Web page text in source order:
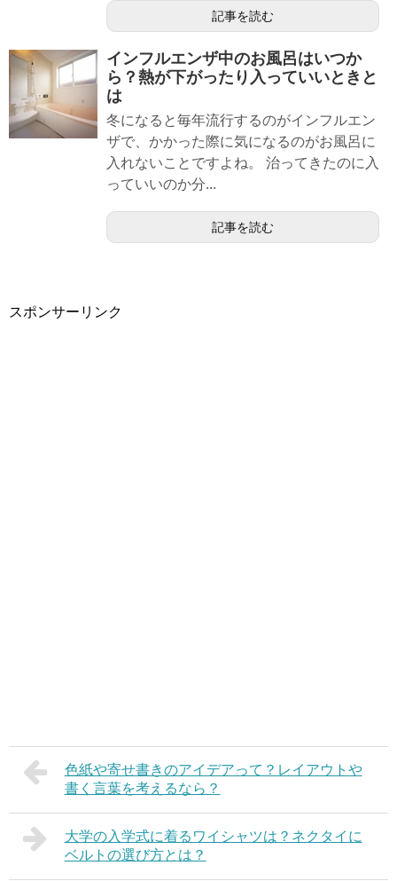
記事を読む
インフルエンザ中のお風呂はいつか
ら？熱が下がったり入っていいときと
は
冬になると毎年流行するのがインフルエン
ザで、かかった際に気になるのがお風呂に
入れないことですよね。 治ってきたのに入
っていいのか分...
記事を読む
スポンサーリンク
色紙や寄せ書きのアイデアって？レイアウトや
書く言葉を考えるなら？
大学の入学式に着るワイシャツは？ネクタイに
ベルトの選び方とは？